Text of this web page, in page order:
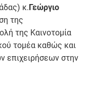
κ.Γεώργιο
της
της Καινοτομία
τομέα καθώς και
επιχειρήσεων στην